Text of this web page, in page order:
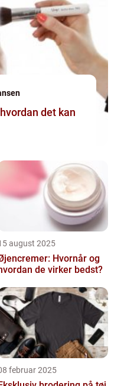
det kan
august 2025
Hvornår og
de virker bedst?
februar 2025